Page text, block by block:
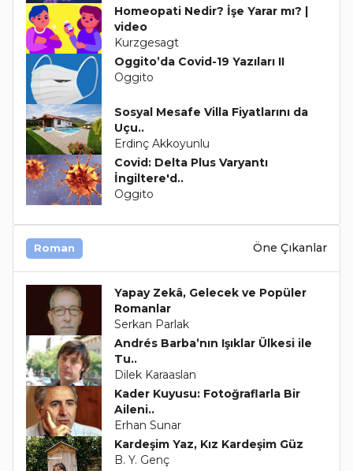
Homeopati Nedir? İşe Yarar mı? |
video
Kurzgesagt
Oggito’da Covid-19 Yazıları II
Oggito
Sosyal Mesafe Villa Fiyatlarını da
Uçu..
Erdinç Akkoyunlu
Covid: Delta Plus Varyantı
İngiltere'd..
Oggito
Roman Öne Çıkanlar
Yapay Zekâ, Gelecek ve Popüler
Romanlar
Serkan Parlak
Andrés Barba’nın Işıklar Ülkesi ile
Tu..
Dilek Karaaslan
Kader Kuyusu: Fotoğraflarla Bir
Aileni..
Erhan Sunar
Kardeşim Yaz, Kız Kardeşim Güz
B. Y. Genç